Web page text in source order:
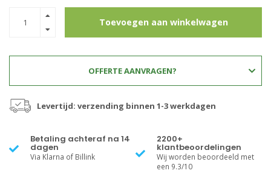
Toevoegen aan winkelwagen
OFFERTE AANVRAGEN?
Levertijd: verzending binnen 1-3 werkdagen
Betaling achteraf na 14
dagen
Via Klarna of Billink
2200+
klantbeoordelingen
Wij worden beoordeeld met
een 9.3/10